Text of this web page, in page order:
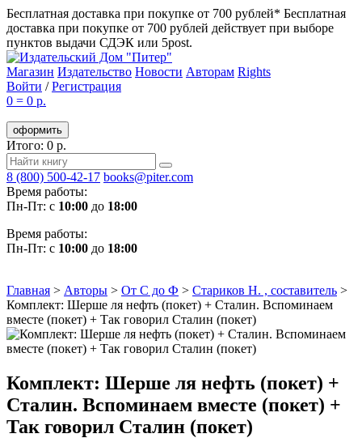
Бесплатная доставка при покупке от 700 рублей* Бесплатная
доставка при покупке от 700 рублей действует при выборе
пунктов выдачи СДЭК или 5post.
Магазин Издательство Новости Авторам Rights
Войти /Регистрация
0 = 0 р.
оформить
Итого: 0 р.
8 (800) 500-42-17 books@piter.com
Время работы:
Пн-Пт: с 10:00 до 18:00
Время работы:
Пн-Пт: с 10:00 до 18:00
Главная > Авторы > От С до Ф > Стариков Н. , составитель >
Комплект: Шерше ля нефть (покет) + Сталин. Вспоминаем
вместе (покет) + Так говорил Сталин (покет)
Комплект: Шерше ля нефть (покет) +
Сталин. Вспоминаем вместе (покет) +
Так говорил Сталин (покет)